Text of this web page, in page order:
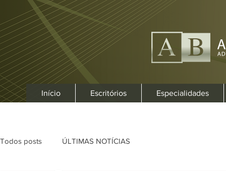
Início Escritórios Especialidades
Todos posts ÚLTIMAS NOTÍCIAS